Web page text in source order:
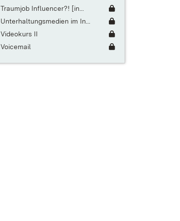
Traumjob Influencer?! [in...
Unterhaltungsmedien im In...
Videokurs II
Voicemail